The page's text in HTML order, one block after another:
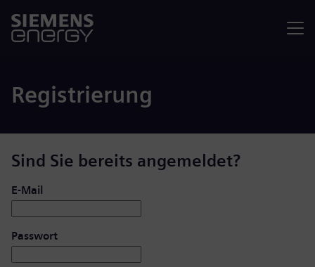
Registrierung
Sind Sie bereits angemeldet?
Login: Benutzer und Passwort
E-Mail
Passwort